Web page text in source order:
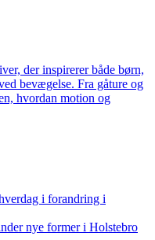
der inspirerer både børn,
bevægelse. Fra gåture og
hvordan motion og
i forandring i
nye former i Holstebro